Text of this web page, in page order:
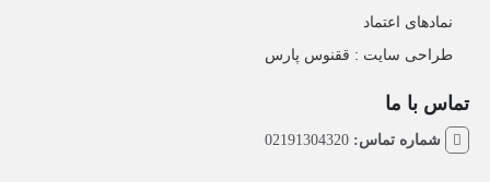
نمادهای اعتماد
طراحی سایت : ققنوس پارس
تماس با ما
شماره تماس:02191304320